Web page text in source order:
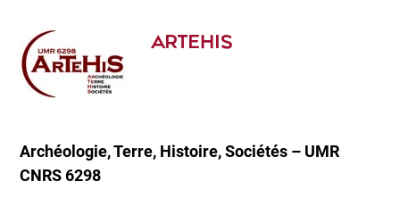
ARTEHIS
Archéologie, Terre, Histoire, Sociétés – UMR
CNRS 6298